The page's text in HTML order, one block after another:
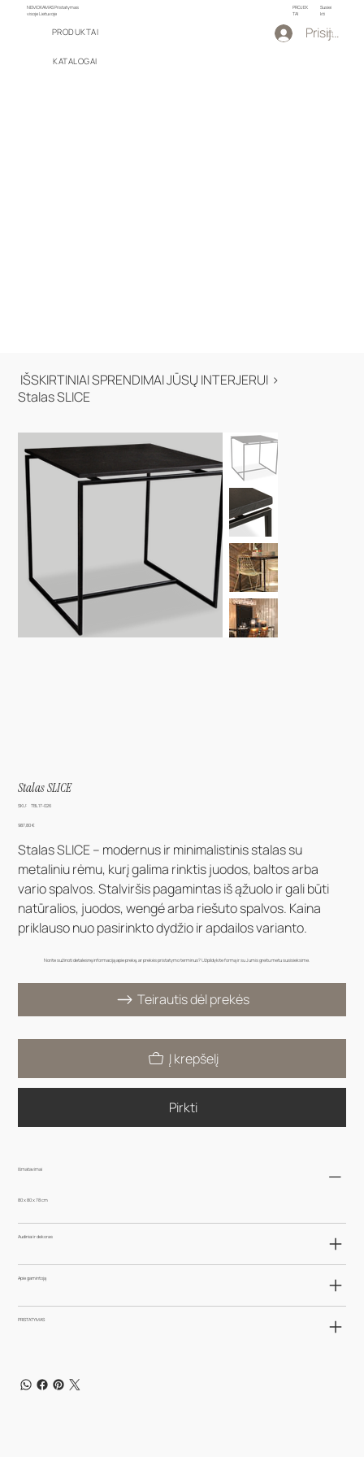
NEMOKAMAS Pristatymas
visoje Lietuvoje
PROJEK
TAI
Susiei
kti
PRODUKTAI
KATALOGAI
Prisijungti
IŠSKIRTINIAI SPRENDIMAI JŪSŲ INTERJERUI >
Stalas SLICE
Stalas SLICE
SKU:
SKU
026
TBL17-026
Kaina
987,80 €
Stalas SLICE – modernus ir minimalistinis stalas su
metaliniu rėmu, kurį galima rinktis juodos, baltos arba
vario spalvos. Stalviršis pagamintas iš ąžuolo ir gali būti
natūralios, juodos, wengé arba riešuto spalvos. Kaina
priklauso nuo pasirinkto dydžio ir apdailos varianto.
Norite sužinoti detalesnę informaciją apie prekę, ar prekės pristatymo terminus? Užpildykite formą ir su Jumis greitu metu susisieksime.
Teirautis dėl prekės
Į krepšelį
Pirkti
Išmatavimai
80 x 80 x 78 cm
Audiniai ir dekoras
Apie gamintoją
PRISTATYMAS